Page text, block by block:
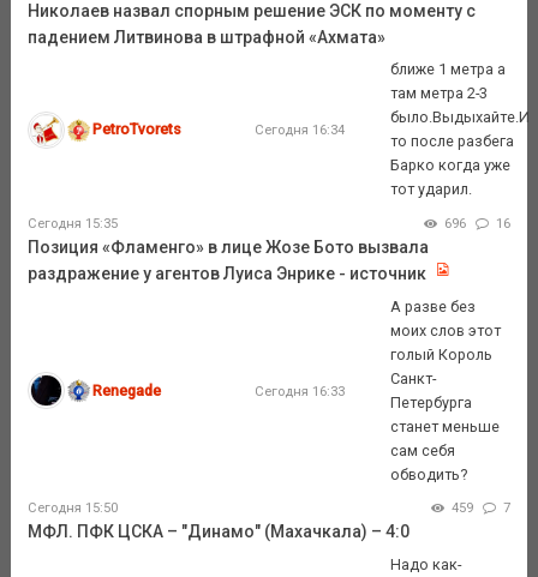
Николаев назвал спорным решение ЭСК по моменту с
падением Литвинова в штрафной «Ахмата»
PetroTvorets Сегодня 16:34
ближе 1 метра а
там метра 2-3
было.Выдыхайте.И
то после разбега
Барко когда уже
тот ударил.
Сегодня 15:35 696 16
Позиция «Фламенго» в лице Жозе Бото вызвала
раздражение у агентов Луиса Энрике - источник
Renegade Сегодня 16:33
А разве без
моих слов этот
голый Король
Санкт-
Петербурга
станет меньше
сам себя
обводить?
Сегодня 15:50 459 7
МФЛ. ПФК ЦСКА – "Динамо" (Махачкала) – 4:0
Надо как-